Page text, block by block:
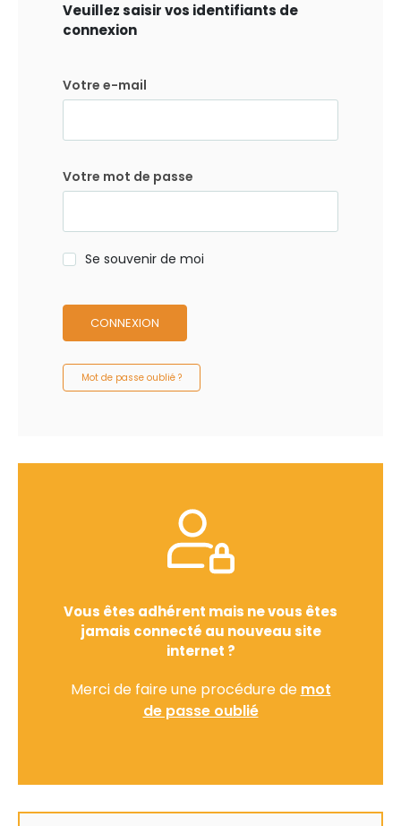
Veuillez saisir vos identifiants de
connexion
Votre e-mail
Votre mot de passe
Se souvenir de moi
CONNEXION
Mot de passe oublié ?
Vous êtes adhérent mais ne vous êtes
jamais connecté au nouveau site
internet ?
Merci de faire une procédure de mot
de passe oublié